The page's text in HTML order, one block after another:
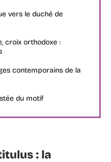
vers le duché de
croix orthodoxe :
contemporains de la
du motif
: la